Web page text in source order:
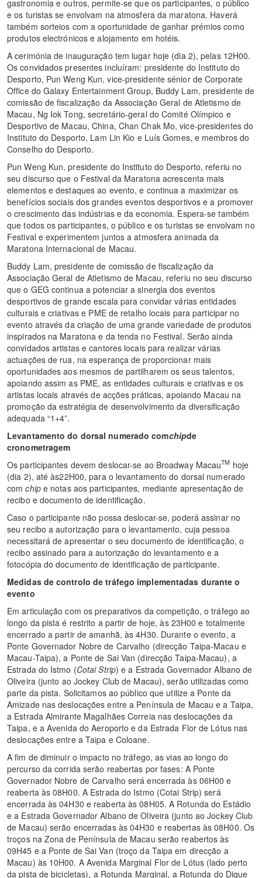
gastronomia e outros, permite-se que os participantes, o público
e os turistas se envolvam na atmosfera da maratona. Haverá
também sorteios com a oportunidade de ganhar prémios como
produtos electrónicos e alojamento em hotéis.
A cerimónia de inauguração tem lugar hoje (dia 2), pelas 12H00.
Os convidados presentes incluíram: presidente do Instituto do
Desporto, Pun Weng Kun, vice-presidente sénior de Corporate
Office do Galaxy Entertainment Group, Buddy Lam, presidente de
comissão de fiscalização da Associação Geral de Atletismo de
Macau, Ng Iok Tong, secretário-geral do Comité Olímpico e
Desportivo de Macau, China, Chan Chak Mo, vice-presidentes do
Instituto do Desporto, Lam Lin Kio e Luís Gomes, e membros do
Conselho do Desporto.
Pun Weng Kun, presidente do Instituto do Desporto, referiu no
seu discurso que o Festival da Maratona acrescenta mais
elementos e destaques ao evento, e continua a maximizar os
benefícios sociais dos grandes eventos desportivos e a promover
o crescimento das indústrias e da economia. Espera-se também
que todos os participantes, o público e os turistas se envolvam no
Festival e experimentem juntos a atmosfera animada da
Maratona Internacional de Macau.
Buddy Lam, presidente de comissão de fiscalização da
Associação Geral de Atletismo de Macau, referiu no seu discurso
que o GEG continua a potenciar a sinergia dos eventos
desportivos de grande escala para convidar várias entidades
culturais e criativas e PME de retalho locais para participar no
evento através da criação de uma grande variedade de produtos
inspirados na Maratona e da tenda no Festival. Serão ainda
convidados artistas e cantores locais para realizar várias
actuações de rua, na esperança de proporcionar mais
oportunidades aos mesmos de partilharem os seus talentos,
apoiando assim as PME, as entidades culturais e criativas e os
artistas locais através de acções práticas, apoiando Macau na
promoção da estratégia de desenvolvimento da diversificação
adequada “1+4”.
Levantamento do dorsal numerado comchipde
cronometragem
Os participantes devem deslocar-se ao Broadway MacauTM hoje
(dia 2), até às22H00, para o levantamento do dorsal numerado
comchipe notas aos participantes, mediante apresentação de
recibo e documento de identificação.
Caso o participante não possa deslocar-se, poderá assinar no
seu recibo a autorização para o levantamento, cuja pessoa
necessitará de apresentar o seu documento de identificação, o
recibo assinado para a autorização do levantamento e a
fotocópia do documento de identificação de participante.
Medidas de controlo de tráfego implementadas durante o
evento
Em articulação com os preparativos da competição, o tráfego ao
longo da pista é restrito a partir de hoje, às 23H00 e totalmente
encerrado a partir de amanhã, às 4H30. Durante o evento, a
Ponte Governador Nobre de Carvalho (direcção Taipa-Macau e
Macau-Taipa), a Ponte de Sai Van (direcção Taipa-Macau), a
Estrada do Istmo (Cotai Strip) e a Estrada Governador Albano de
Oliveira (junto ao Jockey Club de Macau), serão utilizadas como
parte da pista. Solicitamos ao público que utilize a Ponte da
Amizade nas deslocações entre a Península de Macau e a Taipa,
a Estrada Almirante Magalhães Correia nas deslocações da
Taipa, e a Avenida do Aeroporto e da Estrada Flor de Lótus nas
deslocações entre a Taipa e Coloane.
A fim de diminuir o impacto no tráfego, as vias ao longo do
percurso da corrida serão reabertas por fases: A Ponte
Governador Nobre de Carvalho será encerrada às 06H00 e
reaberta às 08H00. A Estrada do Istmo (Cotai Strip) será
encerrada às 04H30 e reaberta às 08H05. A Rotunda do Estádio
e a Estrada Governador Albano de Oliveira (junto ao Jockey Club
de Macau) serão encerradas às 04H30 e reabertas às 08H00. Os
troços na Zona de Península de Macau serão reabertos às
09H45 e a Ponte de Sai Van (troço da Taipa em direcção a
Macau) às 10H00. A Avenida Marginal Flor de Lótus (lado perto
da pista de bicicletas), a Rotunda Marginal, a Rotunda do Dique